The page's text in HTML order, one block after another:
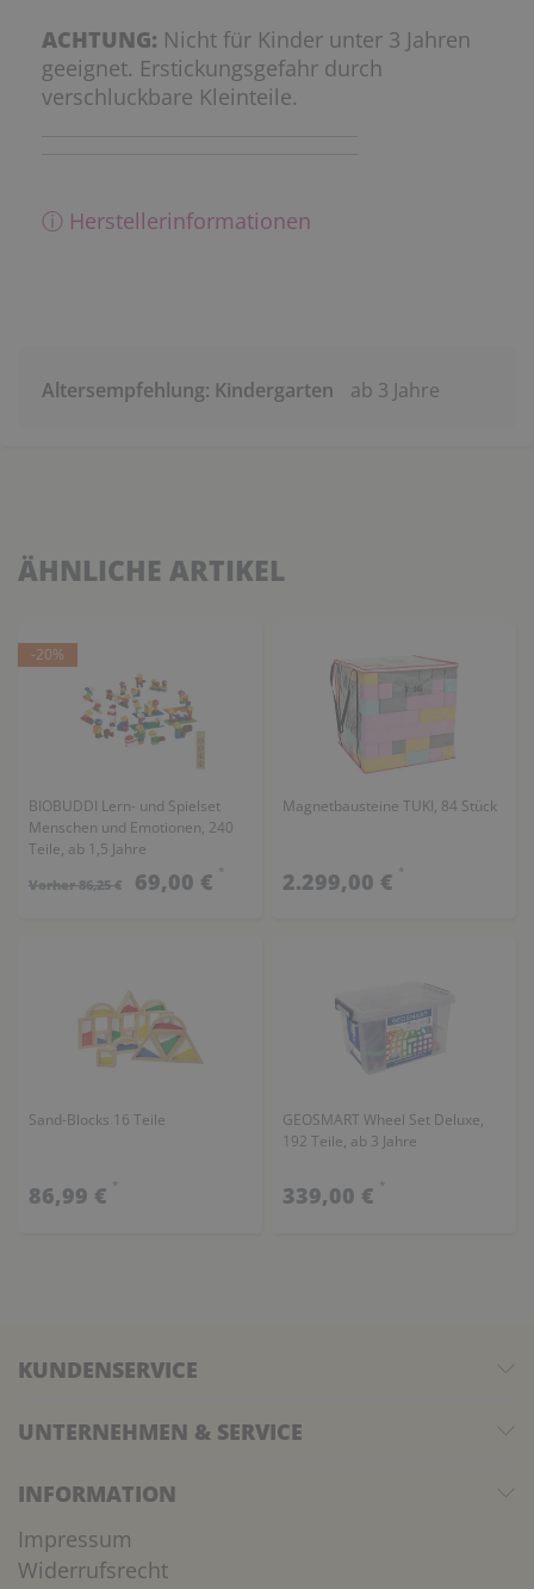
ACHTUNG: Nicht für Kinder unter 3 Jahren
geeignet. Erstickungsgefahr durch
verschluckbare Kleinteile.
ⓘ Herstellerinformationen
Altersempfehlung: Kindergarten ab 3 Jahre
ÄHNLICHE ARTIKEL
-20%
BIOBUDDI Lern- und Spielset
Menschen und Emotionen, 240
Teile, ab 1,5 Jahre
(SONDERANGEBOT)
Vorher 86,25 € 69,00 € *
Magnetbausteine TUKI, 84 Stück
2.299,00 € *
Sand-Blocks 16 Teile
86,99 € *
GEOSMART Wheel Set Deluxe,
192 Teile, ab 3 Jahre
339,00 € *
KUNDENSERVICE
UNTERNEHMEN & SERVICE
INFORMATION
Impressum
Widerrufsrecht